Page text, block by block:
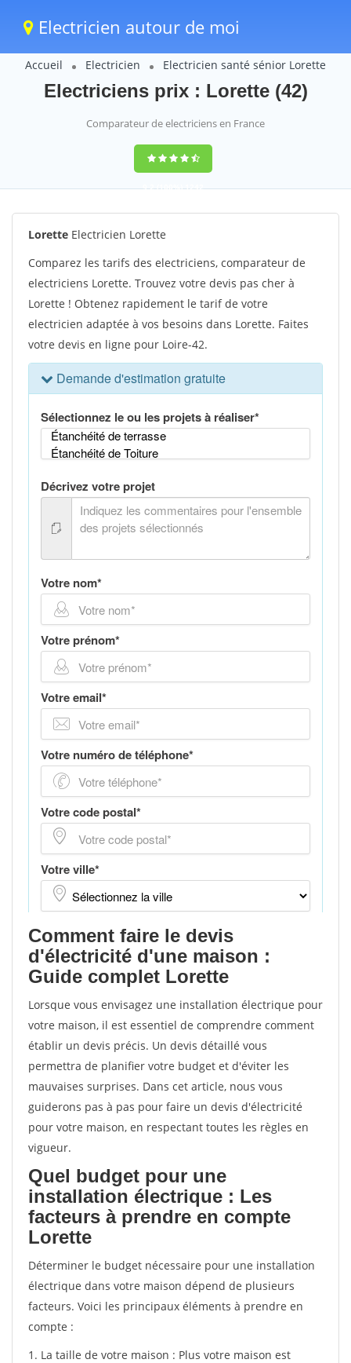
Electricien autour de moi
Accueil Electricien Electricien santé sénior Lorette
Electriciens prix : Lorette (42)
Comparateur de electriciens en France
9,2(100%)1242
votes
Lorette Electricien Lorette
Comparez les tarifs des electriciens, comparateur de
electriciens Lorette. Trouvez votre devis pas cher à
Lorette ! Obtenez rapidement le tarif de votre
electricien adaptée à vos besoins dans Lorette. Faites
votre devis en ligne pour Loire-42.
Comment faire le devis
d'électricité d'une maison :
Guide complet Lorette
Lorsque vous envisagez une installation électrique pour
votre maison, il est essentiel de comprendre comment
établir un devis précis. Un devis détaillé vous
permettra de planifier votre budget et d'éviter les
mauvaises surprises. Dans cet article, nous vous
guiderons pas à pas pour faire un devis d'électricité
pour votre maison, en respectant toutes les règles en
vigueur.
Quel budget pour une
installation électrique : Les
facteurs à prendre en compte
Lorette
Déterminer le budget nécessaire pour une installation
électrique dans votre maison dépend de plusieurs
facteurs. Voici les principaux éléments à prendre en
compte :
1. La taille de votre maison : Plus votre maison est